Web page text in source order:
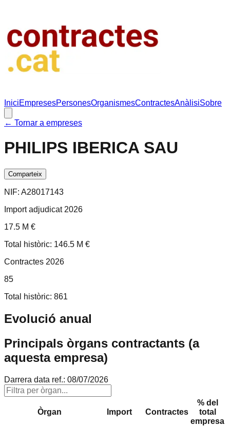
IniciEmpresesPersonesOrganismesContractesAnàlisiSobre
← Tornar a empreses
PHILIPS IBERICA SAU
Comparteix
NIF: A28017143
Import adjudicat 2026
17.5 M €
Total històric: 146.5 M €
Contractes 2026
85
Total històric: 861
Evolució anual
Principals òrgans contractants (a
aquesta empresa)
Darrera data ref.: 08/07/2026
Òrgan Import Contractes
% del
total
empresa